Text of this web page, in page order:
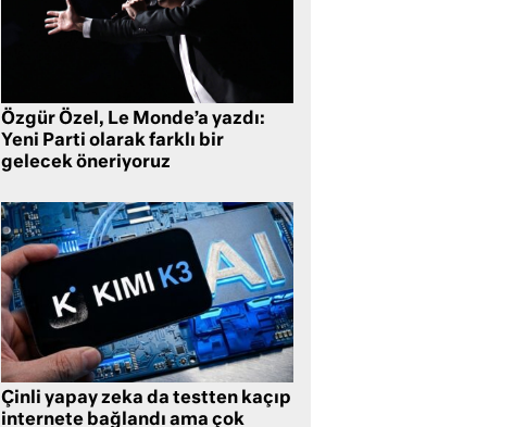
Özgür Özel, Le Monde’a yazdı:
Yeni Parti olarak farklı bir
gelecek öneriyoruz
Çinli yapay zeka da testten kaçıp
internete bağlandı ama çok